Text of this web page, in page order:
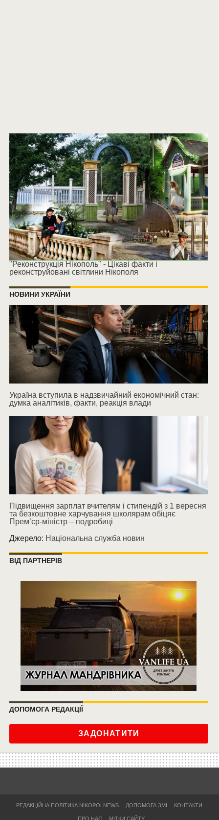
"Реконструкція Нікополь" - Цікаві факти і
реконструйовані світлини Нікополя
НОВИНИ УКРАЇНИ
Україна вступила в надзвичайний економічний стан:
думка аналітиків, факти, реакція влади
Підвищення зарплат вчителям і стипендій з 1 вересня
та безкоштовне харчування школярам обіцяє
Прем’єр-міністр – подробиці
Джерело: Національна служба новин
ВІД ПАРТНЕРІВ
ДОПОМОГА РЕДАКЦІЇ
ЗАДОНАТИТИ
РЕДАКЦІЙНА ПОЛІТИКА NIKOPOLNEWS ДОПОМОГА ЗМІ КОНТАКТИ
ПРО НАС МІТКИ САЙТУ